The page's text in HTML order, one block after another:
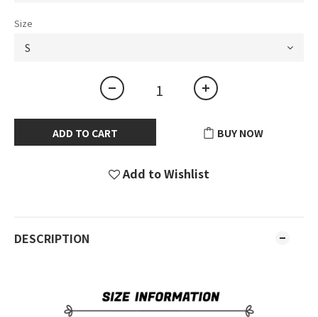
Size
ADD TO CART BUY NOW
Add to Wishlist
DESCRIPTION